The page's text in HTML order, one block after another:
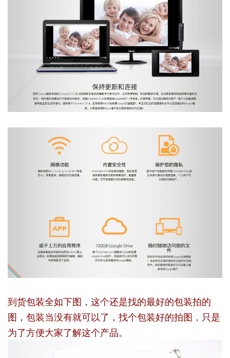
到货包装全如下图，这个还是找的最好的包装拍的
图，包装当没有就可以了，找个包装好的拍图，只是
为了方便大家了解这个产品。